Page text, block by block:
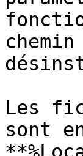
Les
sont